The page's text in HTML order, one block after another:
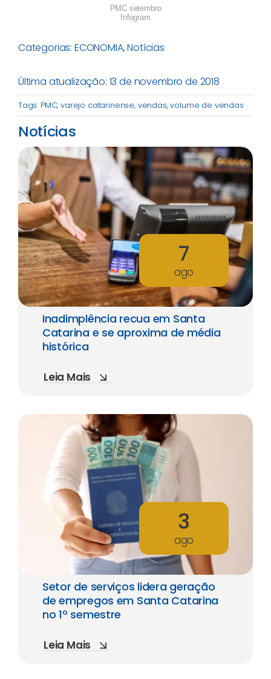
PMC setembro
Infogram
Categorias: ECONOMIA,Notícias
Última atualização: 13 de novembro de 2018
Tags: PMC,varejo catarinense, vendas,volume de vendas
Notícias
7
ago
Inadimplência recua em Santa
Catarina e se aproxima de média
histórica
Leia Mais
3
ago
Setor de serviços lidera geração
de empregos em Santa Catarina
no 1º semestre
Leia Mais